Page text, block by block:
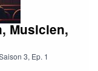
Musicien,
3, Ep. 1